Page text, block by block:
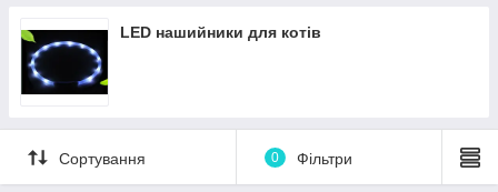
LED нашийники для котів
Сортування 0 Фільтри